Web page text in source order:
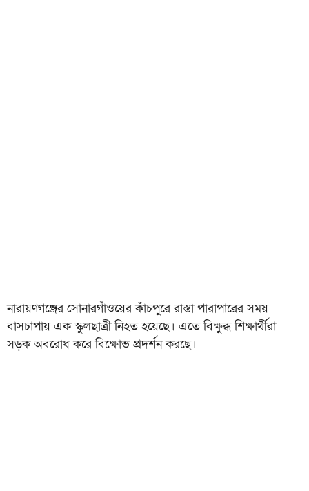
নারায়ণগঞ্জের সোনারগাঁওয়ের কাঁচপুরে রাস্তা পারাপারের সময়
বাসচাপায় এক স্কুলছাত্রী নিহত হয়েছে। এতে বিক্ষুব্ধ শিক্ষার্থীরা
সড়ক অবরোধ করে বিক্ষোভ প্রদর্শন করছে।